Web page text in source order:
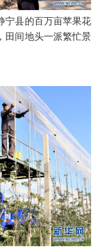
宁县的百万亩苹果花
田间地头一派繁忙景